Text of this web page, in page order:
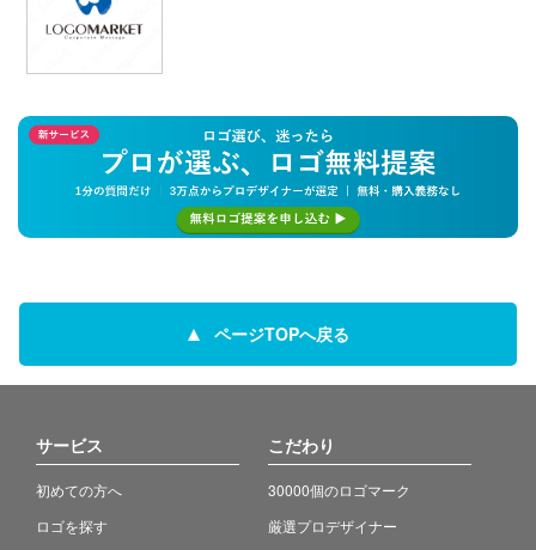
ページTOPへ戻る
サービス
初めての方へ
ロゴを探す
こだわり
30000個のロゴマーク
厳選プロデザイナー